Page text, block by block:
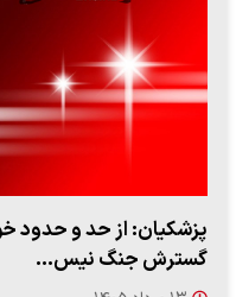
پزشکیان: از حد و حدود
گسترش جنگ نیس…